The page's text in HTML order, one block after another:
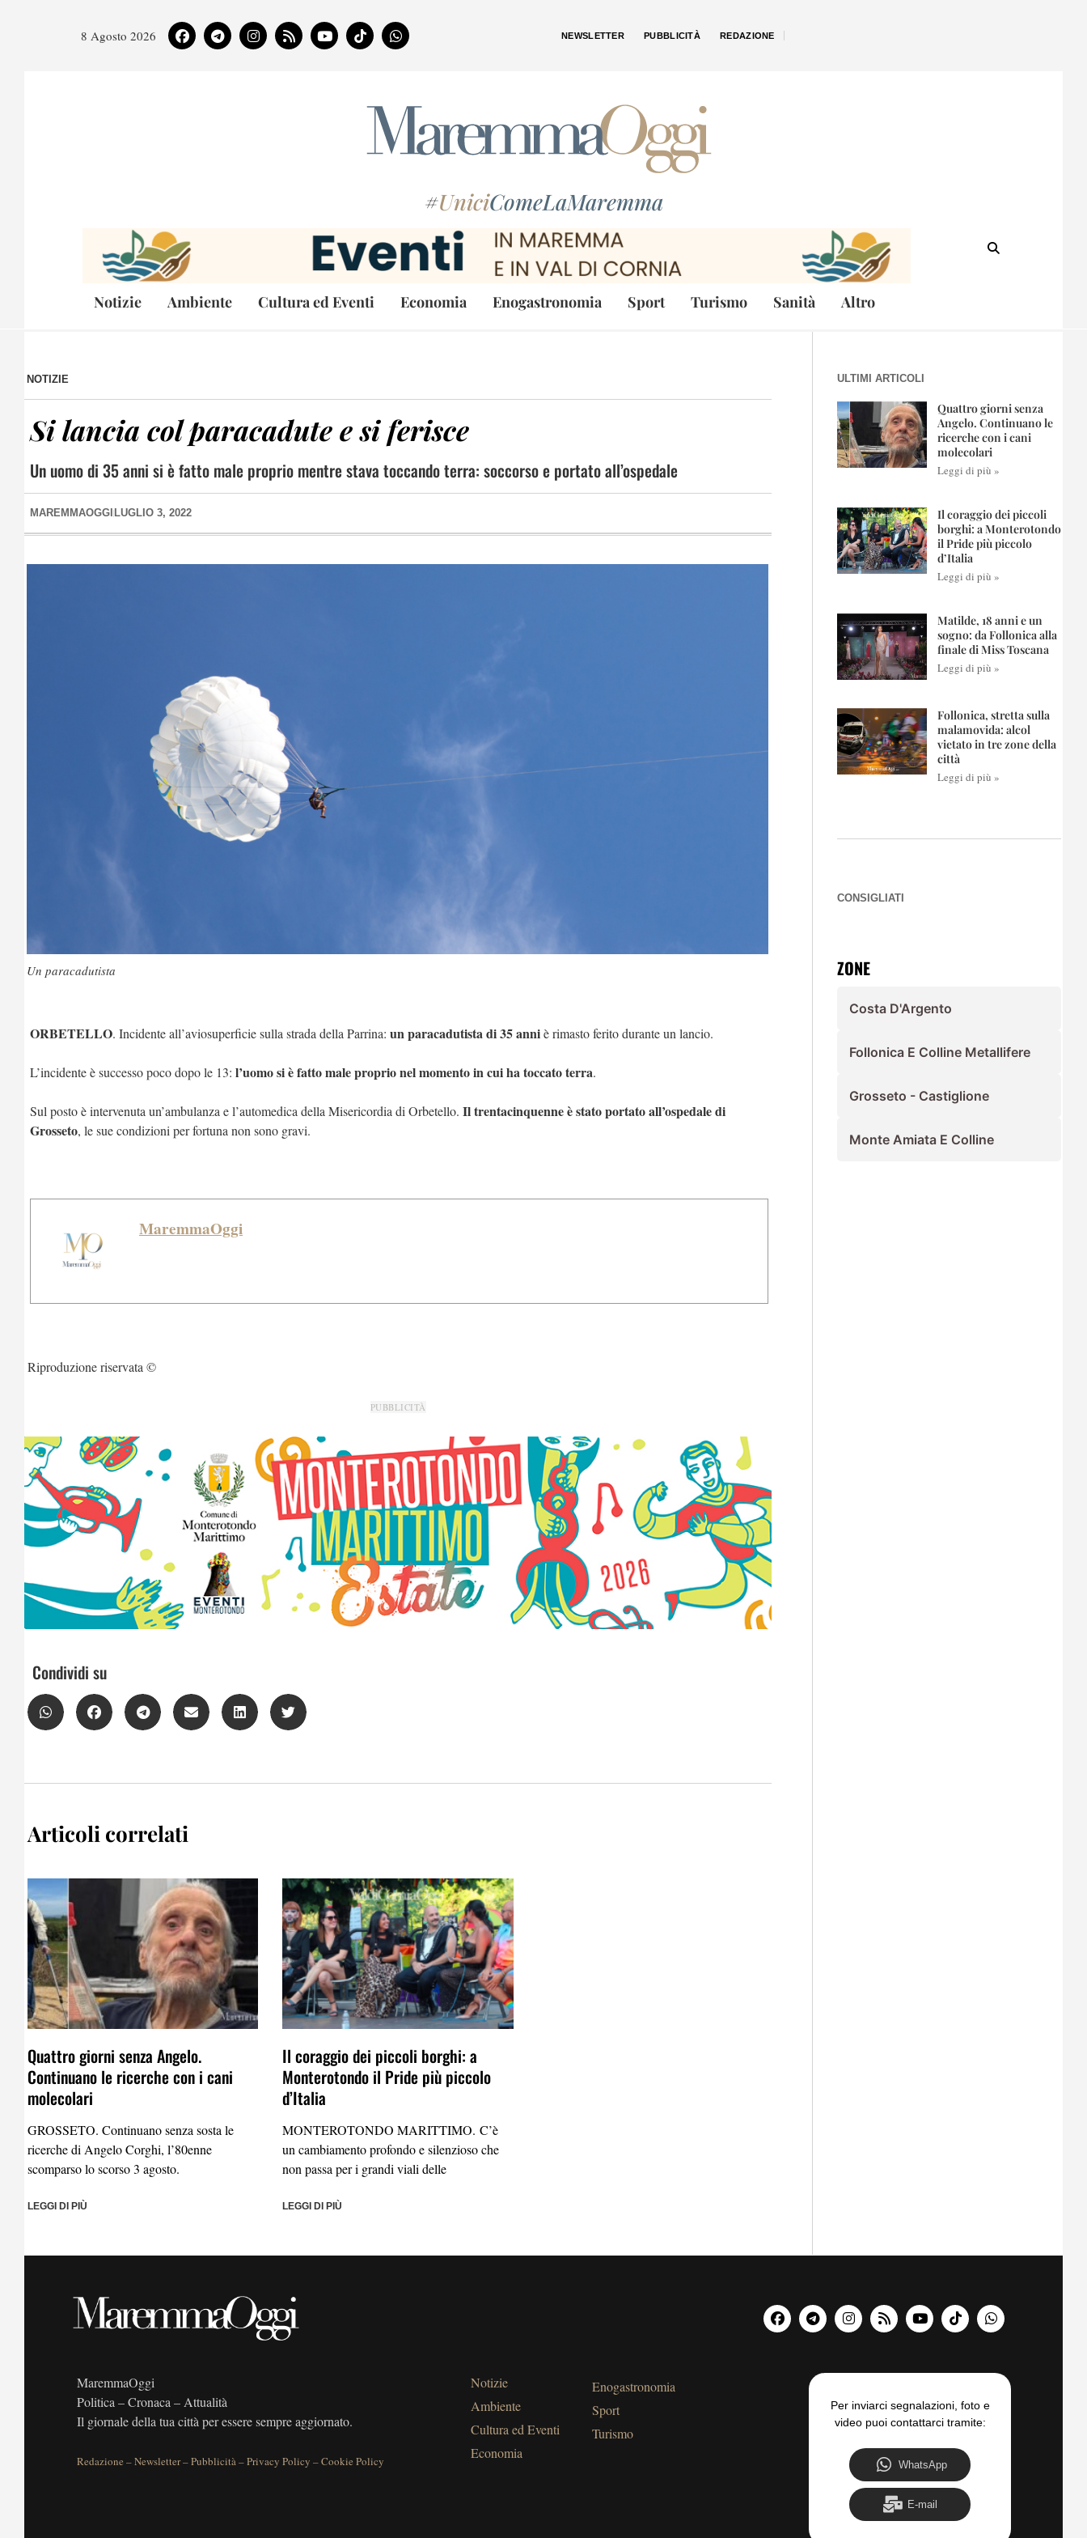
8 Agosto 2026 NEWSLETTER PUBBLICITÀ REDAZIONE
#UniciComeLaMaremma
Notizie Ambiente Cultura ed Eventi Economia Enogastronomia Sport Turismo Sanità Altro
NOTIZIE
Si lancia col paracadute e si ferisce
Un uomo di 35 anni si è fatto male proprio mentre stava toccando terra: soccorso e portato all’ospedale
MAREMMAOGGI LUGLIO 3, 2022
Un paracadutista
ORBETELLO. Incidente all’aviosuperficie sulla strada della Parrina: un paracadutista di 35 anniè rimasto ferito durante un lancio.
L’incidente è successo poco dopo le 13: l’uomo si è fatto male proprio nel momento in cui ha toccato terra.
Sul posto è intervenuta un’ambulanza e l’automedica della Misericordia di Orbetello. Il trentacinquenne è stato portato all’ospedale di
Grosseto, le sue condizioni per fortuna non sono gravi.
MaremmaOggi
Riproduzione riservata ©
PUBBLICITÀ
Condividi su
Articoli correlati
Quattro giorni senza Angelo.
Continuano le ricerche con i cani
molecolari
GROSSETO. Continuano senza sosta le
ricerche di Angelo Corghi, l’80enne
scomparso lo scorso 3 agosto.
LEGGI DI PIÙ
Il coraggio dei piccoli borghi: a
Monterotondo il Pride più piccolo
d’Italia
MONTEROTONDO MARITTIMO. C’è
un cambiamento profondo e silenzioso che
non passa per i grandi viali delle
LEGGI DI PIÙ
ULTIMI ARTICOLI
Quattro giorni senza
Angelo. Continuano le
ricerche con i cani
molecolari
Leggi di più »
Il coraggio dei piccoli
borghi: a Monterotondo
il Pride più piccolo
d’Italia
Leggi di più »
Matilde, 18 anni e un
sogno: da Follonica alla
finale di Miss Toscana
Leggi di più »
Follonica, stretta sulla
malamovida: alcol
vietato in tre zone della
città
Leggi di più »
CONSIGLIATI
ZONE
Costa D'Argento
Follonica E Colline Metallifere
Grosseto - Castiglione
Monte Amiata E Colline
MaremmaOggi
Politica – Cronaca – Attualità
Il giornale della tua città per essere sempre aggiornato.
Redazione –Newsletter–Pubblicità–Privacy Policy –Cookie Policy
Notizie
Ambiente
Cultura ed Eventi
Economia
Enogastronomia
Sport
Turismo
Per inviarci segnalazioni, foto e
video puoi contattarci tramite:
WhatsApp
E-mail